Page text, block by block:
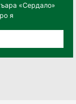
«Сердало»
я